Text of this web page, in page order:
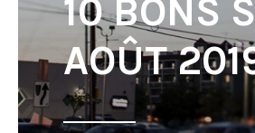
10 BONS
AOÛT